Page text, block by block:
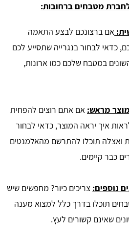
מטבחים ברחובות:
אם ברצונכם לבצע התאמה
כדאי לבחור בנגרייה שתסייע לכם
במטבח שלכם כמו ארונות,
מראש: אם אתם רוצים להפחית
איך יראה המוצר, כדאי לבחור
ואצלה תוכלו להתרשם מהאלמנטים
כבר קיימים.
נוספים: צריכים כיור? מחפשים שיש
תוכלו בדרך כלל למצוא מענה
שאינם קשורים לעץ.